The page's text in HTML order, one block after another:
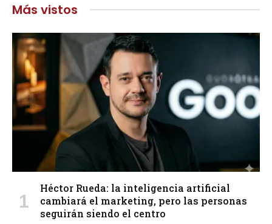
Más vistos
Héctor Rueda: la inteligencia artificial
cambiará el marketing, pero las personas
seguirán siendo el centro